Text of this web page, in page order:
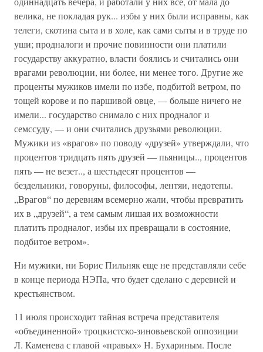
велика, не покладая рук... избы у них были исправны, как
телеги, скотина сыта и в холе, как сами сыты и в труде по
уши; продналоги и прочие повинности они платили
государству аккуратно, власти боялись и считались они
врагами революции, ни более, ни менее того. Другие же
проценты мужиков имели по избе, подбитой ветром, по
тощей корове и по паршивой овце, — больше ничего не
имели... государство снимало с них продналог и
семссуду, — и они считались друзьями революции.
Мужики из «врагов» по поводу «друзей» утверждали, что
процентов тридцать пять друзей — пьяницы.., процентов
пять — не везет.., а шестьдесят процентов —
бездельники, говоруны, философы, лентяи, недотепы.
„Врагов“ по деревням всемерно жали, чтобы превратить
их в „друзей“, а тем самым лишая их возможности
платить продналог, избы их превращали в состояние,
подбитое ветром».
Ни мужики, ни Борис Пильняк еще не представляли себе
в конце периода НЭПа, что будет сделано с деревней и
крестьянством.
11 июля происходит тайная встреча представителя
«объединенной» троцкистско-зиновьевской оппозиции
Л. Каменева с главой «правых» Н. Бухариным. После